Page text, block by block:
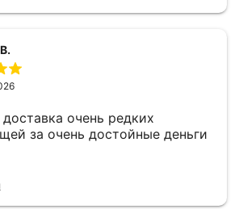
очень редких
за очень достойные деньги